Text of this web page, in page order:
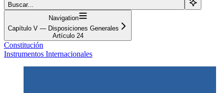
Buscar...
Navigation
Capítulo V — Disposiciones Generales
Artículo 24
Constitución
Instrumentos Internacionales